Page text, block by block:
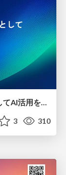
ウォーターフォール開発案件のPMとしてAI活用を模索している話
3 310